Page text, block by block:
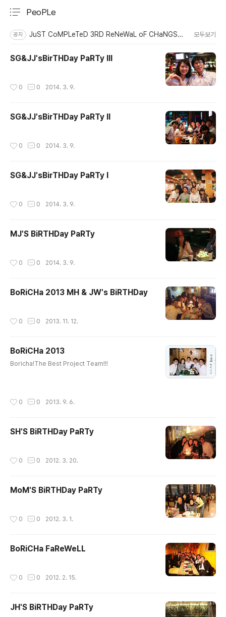
PeoPLe
공지 JuST CoMPLeTeD 3RD ReNeWaL oF CHaNGSToRy 모두보기
SG&JJ'sBirTHDay PaRTy III
0 0 2014. 3. 9.
SG&JJ'sBirTHDay PaRTy II
0 0 2014. 3. 9.
SG&JJ'sBirTHDay PaRTy I
0 0 2014. 3. 9.
MJ'S BiRTHDay PaRTy
0 0 2014. 3. 9.
BoRiCHa 2013 MH & JW's BiRTHDay
0 0 2013. 11. 12.
BoRiCHa 2013
Boricha!The Best Project Team!!!
0 0 2013. 9. 6.
SH'S BiRTHDay PaRTy
0 0 2012. 3. 20.
MoM'S BiRTHDay PaRTy
0 0 2012. 3. 1.
BoRiCHa FaReWeLL
0 0 2012. 2. 15.
JH'S BiRTHDay PaRTy